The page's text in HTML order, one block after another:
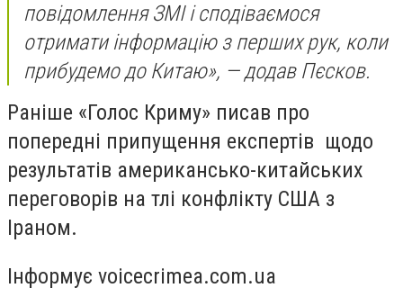
повідомлення ЗМІ і сподіваємося
отримати інформацію з перших рук, коли
прибудемо до Китаю», — додав Пєсков.
Раніше «Голос Криму» писав про
попередні припущення експертів щодо
результатів американсько-китайських
переговорів на тлі конфлікту США з
Іраном.
Інформує voicecrimea.com.ua